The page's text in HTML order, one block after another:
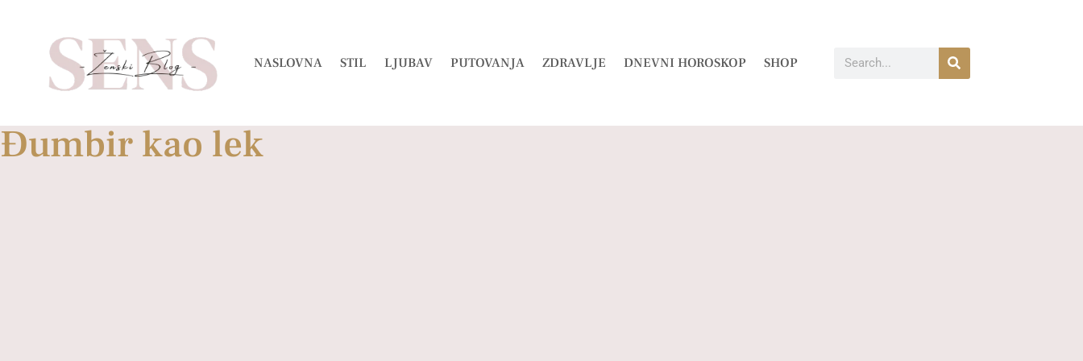
NASLOVNA STIL LJUBAV PUTOVANJA ZDRAVLJE DNEVNI HOROSKOP SHOP
Đumbir kao lek